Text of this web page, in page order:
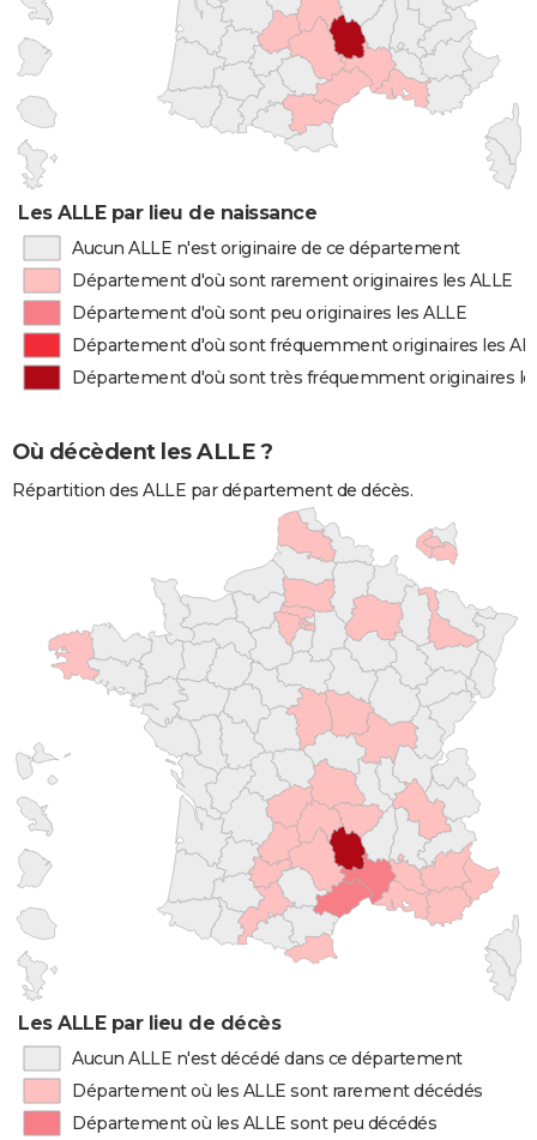
Les ALLE par lieu de naissance
Aucun ALLE n'est originaire de ce département
Département d'où sont rarement originaires les ALLE
Département d'où sont peu originaires les ALLE
Département d'où sont fréquemment originaires les
Département d'où sont très fréquemment originaires
Où décèdent les ALLE ?
Répartition des ALLE par département de décès.
Les ALLE par lieu de décès
Aucun ALLE n'est décédé dans ce département
Département où les ALLE sont rarement décédés
Département où les ALLE sont peu décédés